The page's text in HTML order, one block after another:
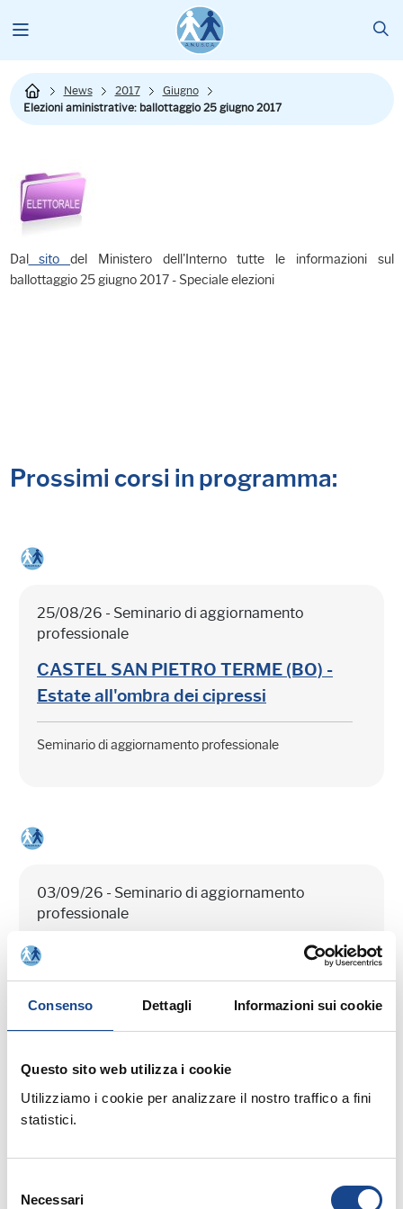
Consenso Dettagli Informazioni sui cookie
Questo sito web utilizza i cookie
Utilizziamo i cookie per analizzare il nostro traffico a fini
statistici.
delNecessari
News 2017
Giugno
Elezioni aministrative: ballottaggio 25 giugno 2017
Dalsito del Ministero dell'Interno tutte le informazioni sul
ballottaggio 25 giugno 2017 - Speciale elezioni
Prossimi corsi in programma:
25/08/26 - Seminario di aggiornamento
professionale
CASTEL SAN PIETRO TERME (BO) -
Estate all'ombra dei cipressi
Seminario di aggiornamento professionale
03/09/26 - Seminario di aggiornamento
professionale
CASTEL SAN PIETRO TERME (BO) -
La cittadinanza italiana dopo la legge
74/2025
14/09/26 - Corso riservato agli operatori del